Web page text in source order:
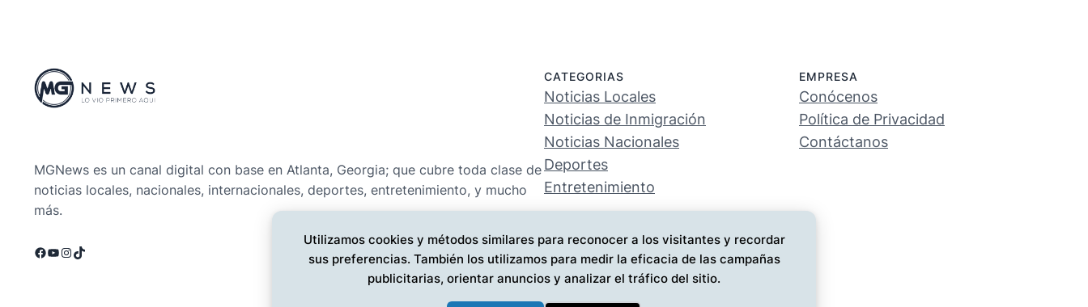
MGNews es un canal digital con base en Atlanta, Georgia; que cubre toda clase de
noticias locales, nacionales, internacionales, deportes, entretenimiento, y mucho
más.
Facebook
YouTube
Instagram
TikTok
CATEGORIAS
Noticias Locales
Noticias de Inmigración
Noticias Nacionales
Deportes
Entretenimiento
EMPRESA
Conócenos
Política de Privacidad
Contáctanos
Utilizamos cookies y métodos similares para reconocer a los visitantes y recordar
sus preferencias. También los utilizamos para medir la eficacia de las campañas
publicitarias, orientar anuncios y analizar el tráfico del sitio.